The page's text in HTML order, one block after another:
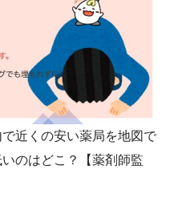
近くの安い薬局を地図で
のはどこ？【薬剤師監